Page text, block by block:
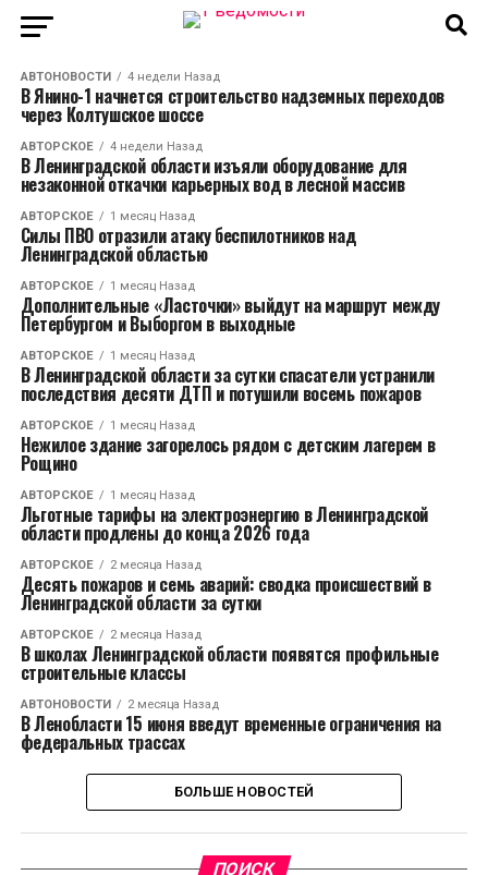
АВТОНОВОСТИ 4 недели Назад
В Янино-1 начнется строительство надземных переходов
через Колтушское шоссе
АВТОРСКОЕ 4 недели Назад
В Ленинградской области изъяли оборудование для
незаконной откачки карьерных вод в лесной массив
АВТОРСКОЕ 1 месяц Назад
Силы ПВО отразили атаку беспилотников над
Ленинградской областью
АВТОРСКОЕ 1 месяц Назад
Дополнительные «Ласточки» выйдут на маршрут между
Петербургом и Выборгом в выходные
АВТОРСКОЕ 1 месяц Назад
В Ленинградской области за сутки спасатели устранили
последствия десяти ДТП и потушили восемь пожаров
АВТОРСКОЕ 1 месяц Назад
Нежилое здание загорелось рядом с детским лагерем в
Рощино
АВТОРСКОЕ 1 месяц Назад
Льготные тарифы на электроэнергию в Ленинградской
области продлены до конца 2026 года
АВТОРСКОЕ 2 месяца Назад
Десять пожаров и семь аварий: сводка происшествий в
Ленинградской области за сутки
АВТОРСКОЕ 2 месяца Назад
В школах Ленинградской области появятся профильные
строительные классы
АВТОНОВОСТИ 2 месяца Назад
В Ленобласти 15 июня введут временные ограничения на
федеральных трассах
БОЛЬШЕ НОВОСТЕЙ
ПОИСК